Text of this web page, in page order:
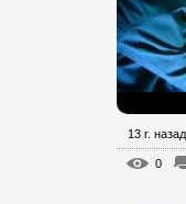
13 г. назад
0